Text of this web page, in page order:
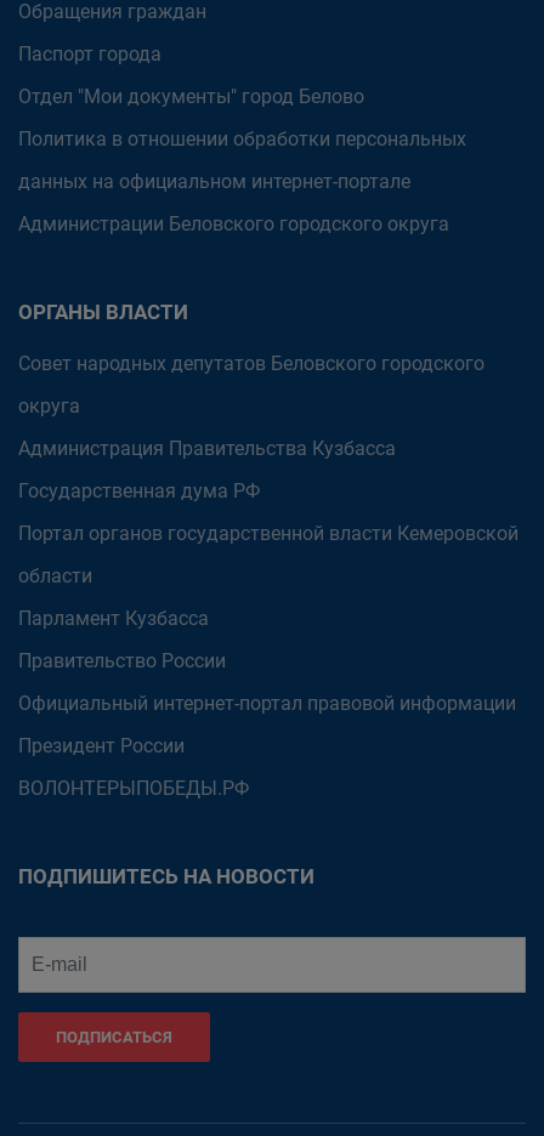
Обращения граждан
Паспорт города
Отдел "Мои документы" город Белово
Политика в отношении обработки персональных
данных на официальном интернет-портале
Администрации Беловского городского округа
ОРГАНЫ ВЛАСТИ
Совет народных депутатов Беловского городского
округа
Администрация Правительства Кузбасса
Государственная дума РФ
Портал органов государственной власти Кемеровской
области
Парламент Кузбасса
Правительство России
Официальный интернет-портал правовой информации
Президент России
ВОЛОНТЕРЫПОБЕДЫ.РФ
ПОДПИШИТЕСЬ НА НОВОСТИ
ПОДПИСАТЬСЯ